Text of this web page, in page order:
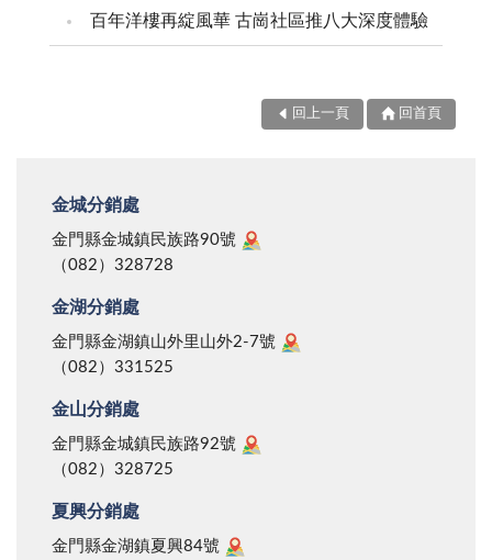
百年洋樓再綻風華 古崗社區推八大深度體驗
回上一頁 回首頁
金城分銷處
金門縣金城鎮民族路90號
（082）328728
金湖分銷處
金門縣金湖鎮山外里山外2-7號
（082）331525
金山分銷處
金門縣金城鎮民族路92號
（082）328725
夏興分銷處
金門縣金湖鎮夏興84號